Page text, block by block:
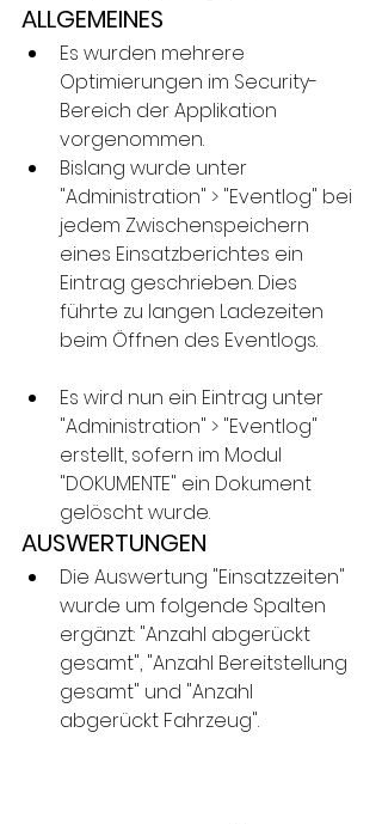
ALLGEMEINES
Es wurden mehrere
Optimierungen im Security-
Bereich der Applikation
vorgenommen.
Bislang wurde unter
"Administration" > "Eventlog" bei
jedem Zwischenspeichern
eines Einsatzberichtes ein
Eintrag geschrieben. Dies
führte zu langen Ladezeiten
beim Öffnen des Eventlogs.
Es wird nun ein Eintrag unter
"Administration" > "Eventlog"
erstellt, sofern im Modul
"DOKUMENTE" ein Dokument
gelöscht wurde.
AUSWERTUNGEN
Die Auswertung "Einsatzzeiten"
wurde um folgende Spalten
ergänzt: "Anzahl abgerückt
gesamt", "Anzahl Bereitstellung
gesamt" und "Anzahl
abgerückt Fahrzeug".